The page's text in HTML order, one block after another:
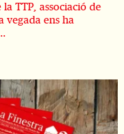
TTP, associació de
vegada ens ha